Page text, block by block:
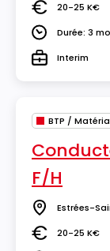
Salaire20-25 K€
DuréeDurée: 3
TypeInterim
F/H
Lieu Estrées-
Salaire20-25 K€